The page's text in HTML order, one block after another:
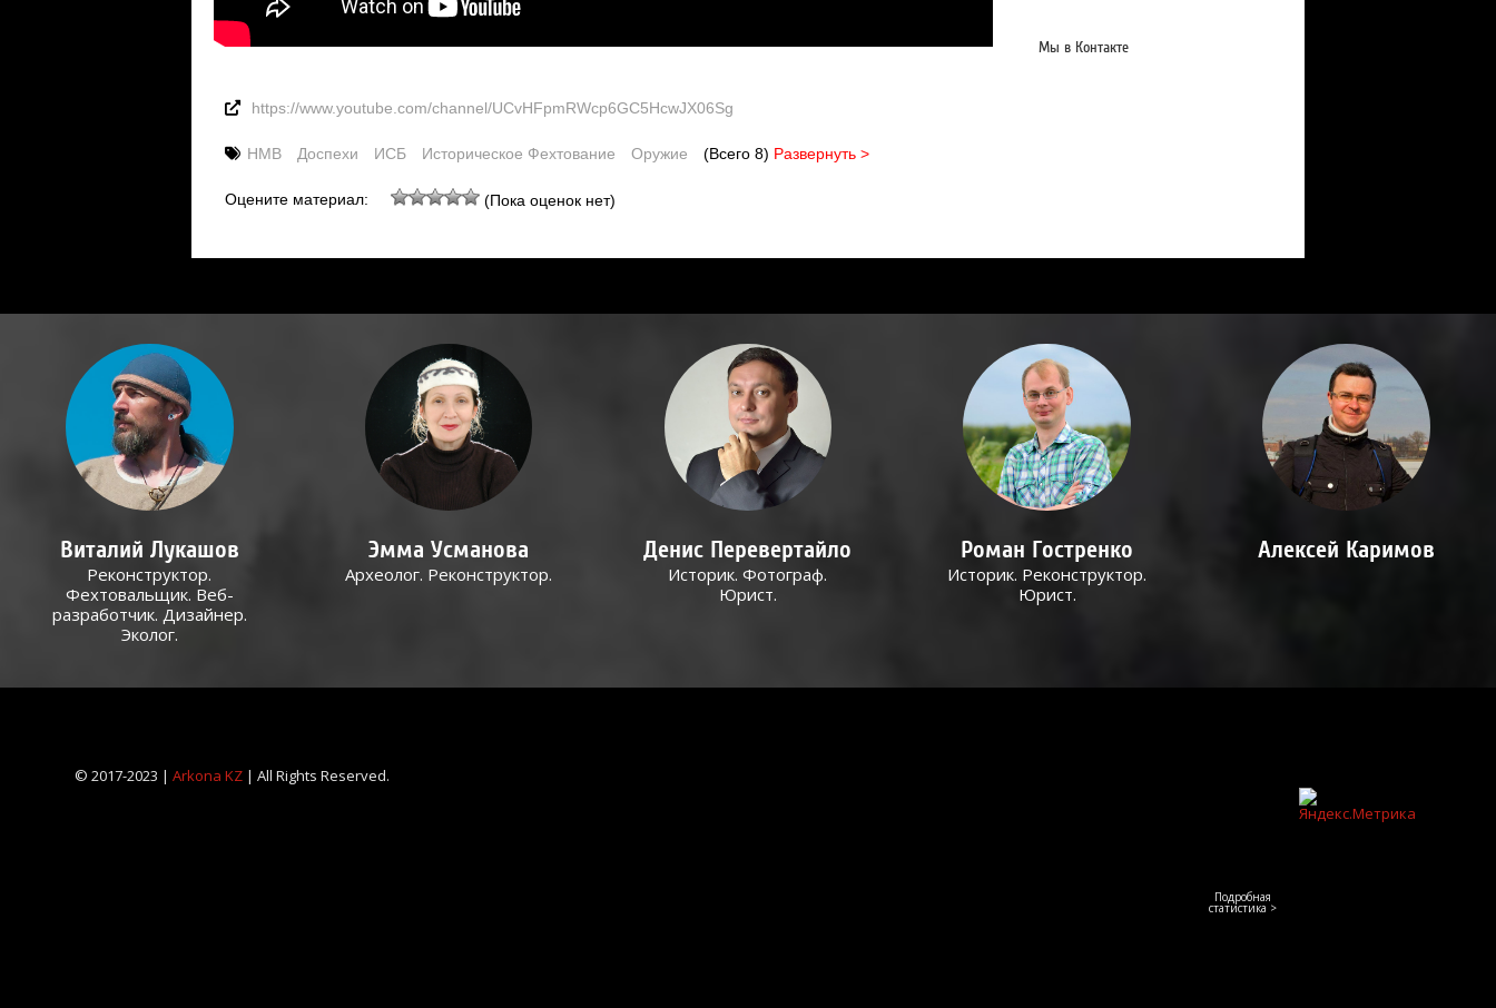
https://www.youtube.com/channel/UCvHFpmRWcp6GC5HcwJX06Sg
HMB Доспехи ИСБ Историческое Фехтование Оружие (Всего 8) Развернуть >
Оцените материал: (Пока оценок нет)
Мы в Контакте
Виталий Лукашов
Реконструктор.
Фехтовальщик. Веб-
разработчик. Дизайнер.
Эколог.
Эмма Усманова
Археолог. Реконструктор.
Денис Перевертайло
Историк. Фотограф.
Юрист.
Роман Гостренко
Историк. Реконструктор.
Юрист.
Алексей Каримов
© 2017-2023 |Arkona KZ | All Rights Reserved.
Подробная
статистика >